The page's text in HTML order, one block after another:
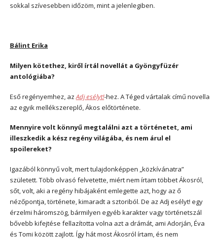
sokkal szívesebben időzöm, mint a jelenlegiben.
Bálint Erika
Milyen kötethez, kiről írtál novellát a Gyöngyfüzér
antológiába?
Eső regényemhez, az Adj esélyt!-hez. A Téged vártalak című novella
az egyik mellékszereplő, Ákos előtörténete.
Mennyire volt könnyű megtalálni azt a történetet, ami
illeszkedik a kész regény világába, és nem árul el
spoilereket?
Igazából könnyű volt, mert tulajdonképpen „közkívánatra”
született. Több olvasó felvetette, miért nem írtam többet Ákosról,
sőt, volt, aki a regény hibájaként emlegette azt, hogy az ő
nézőpontja, története, kimaradt a sztoriból. De az Adj esélyt! egy
érzelmi háromszög, bármilyen egyéb karakter vagy történetszál
bővebb kifejtése fellazította volna azt a drámát, ami Adorján, Éva
és Tomi között zajlott. Így hát most Ákosról írtam, és nem